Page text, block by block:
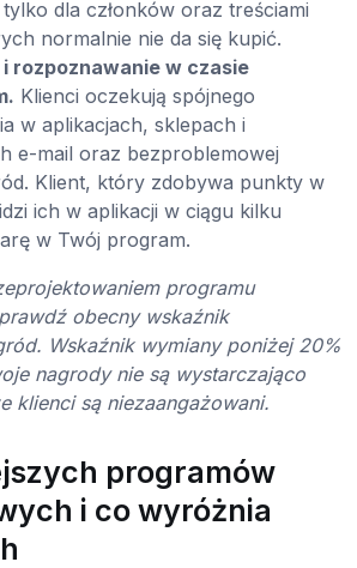
dla członków oraz treściami
normalnie nie da się kupić.
rozpoznawanie w czasie
Klienci oczekują spójnego
w aplikacjach, sklepach i
e-mail oraz bezproblemowej
Klient, który zdobywa punkty w
ich w aplikacji w ciągu kilku
w Twój program.
programu
obecny wskaźnik
Wskaźnik wymiany poniżej 20%
nagrody nie są wystarczająco
klienci są niezaangażowani.
programów
i co wyróżnia